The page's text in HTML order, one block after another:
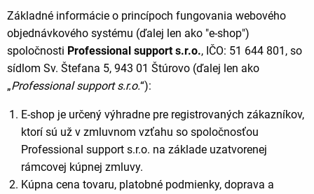
here
Základné informácie o princípoch fungovania webového
objednávkového systému (ďalej len ako "e-shop")
spoločnosti Professional support s.r.o., IČO: 51 644 801, so
sídlom Sv. Štefana 5, 943 01 Štúrovo (ďalej len ako
„Professional support s.r.o.“):
E-shop je určený výhradne pre registrovaných zákazníkov,
ktorí sú už v zmluvnom vzťahu so spoločnosťou
Professional support s.r.o. na základe uzatvorenej
rámcovej kúpnej zmluvy.
Kúpna cena tovaru, platobné podmienky, doprava a